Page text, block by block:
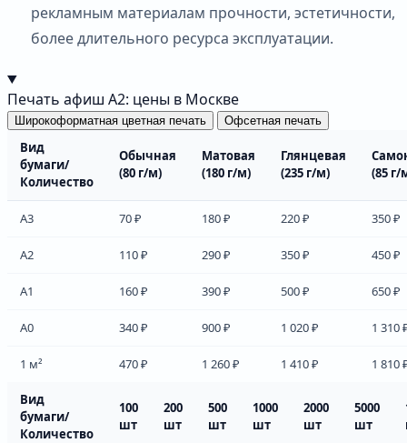
рекламным материалам прочности, эстетичности,
более длительного ресурса эксплуатации.
Печать афиш А2: цены в Москве
Широкоформатная цветная печать Офсетная печать
Вид
бумаги/
Количество
Обычная
(80 г/м)
Матовая
(180 г/м)
Глянцевая
(235 г/м)
(85 г/
А3 70 ₽ 180 ₽ 220 ₽ 350 ₽
А2 110 ₽ 290 ₽ 350 ₽ 450 ₽
А1 160 ₽ 390 ₽ 500 ₽ 650 ₽
А0 340 ₽ 900 ₽ 1 020 ₽ 1 310
1 м² 470 ₽ 1 260 ₽ 1 410 ₽ 1 810
Вид
бумаги/
Количество
100
шт
200
шт
500
шт
1000
шт
2000
шт
5000
шт